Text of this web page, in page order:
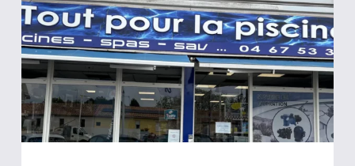
Cristal
in
Piscines
et
spa
Balaruc-